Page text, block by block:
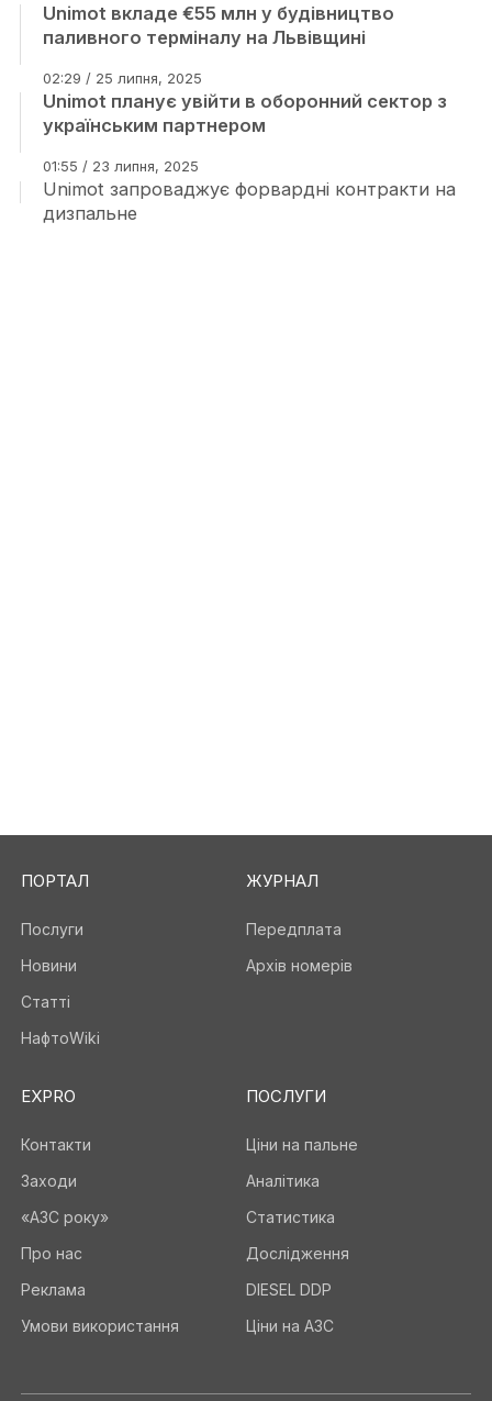
Unimot вкладе €55 млн у будівництво
паливного терміналу на Львівщині
02:29 / 25 липня, 2025
Unimot планує увійти в оборонний сектор з
українським партнером
01:55 / 23 липня, 2025
Unimot запроваджує форвардні контракти на
дизпальне
ПОРТАЛ
Послуги
Новини
Статті
НафтоWiki
ЖУРНАЛ
Передплата
Архів номерів
EXPRO
Контакти
Заходи
«АЗС року»
Про нас
Реклама
Умови використання
ПОСЛУГИ
Ціни на пальне
Аналітика
Статистика
Дослідження
DIESEL DDP
Ціни на АЗС